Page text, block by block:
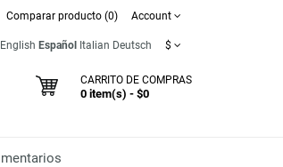
Comparar producto (0) Account
English Español Italian Deutsch $
CARRITO DE COMPRAS
0 item(s) - $0